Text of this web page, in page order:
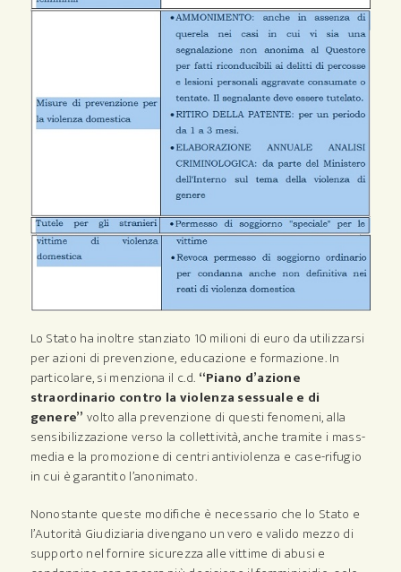
Lo Stato ha inoltre stanziato 10 milioni di euro da utilizzarsi
per azioni di prevenzione, educazione e formazione. In
particolare, si menziona il c.d. “Piano d’azione
straordinario contro la violenza sessuale e di
genere” volto alla prevenzione di questi fenomeni, alla
sensibilizzazione verso la collettività, anche tramite i mass-
media e la promozione di centri antiviolenza e case-rifugio
in cui è garantito l’anonimato.
Nonostante queste modifiche è necessario che lo Stato e
l’Autorità Giudiziaria divengano un vero e valido mezzo di
supporto nel fornire sicurezza alle vittime di abusi e